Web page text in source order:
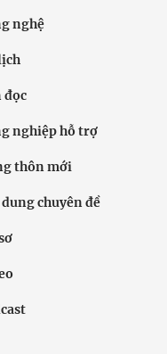
nghệ
đọc
nghiệp hỗ trợ
thôn mới
chuyên đề